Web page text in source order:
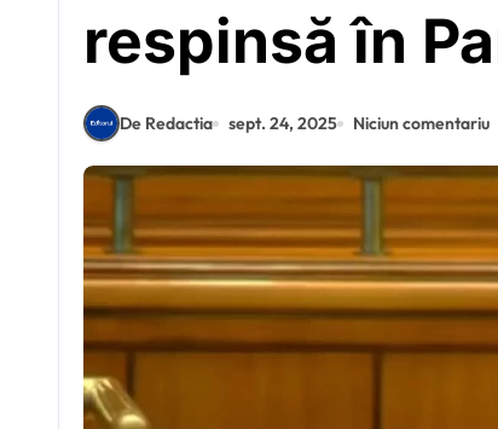
respinsă în
De Redactia sept. 24, 2025 Niciun comentariu